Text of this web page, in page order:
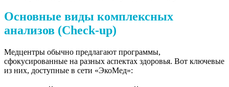
Основные виды комплексных
анализов (Check-up)
Медцентры обычно предлагают программы,
сфокусированные на разных аспектах здоровья. Вот ключевые
из них, доступные в сети «ЭкоМед»: